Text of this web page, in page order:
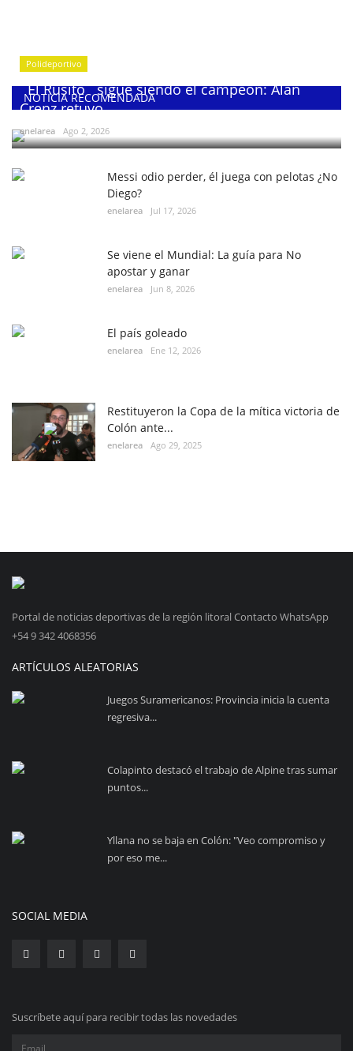
NOTICIA RECOMENDADA
Polideportivo
¨El Rusito¨ sigue siendo el campeón: Alan
Crenz retuvo...
enelarea Ago 2, 2026
Messi odio perder, él juega con pelotas ¿No
Diego?
enelarea Jul 17, 2026
Se viene el Mundial: La guía para No
apostar y ganar
enelarea Jun 8, 2026
El país goleado
enelarea Ene 12, 2026
Restituyeron la Copa de la mítica victoria de
Colón ante...
enelarea Ago 29, 2025
Portal de noticias deportivas de la región litoral Contacto WhatsApp
+54 9 342 4068356
ARTÍCULOS ALEATORIAS
Juegos Suramericanos: Provincia inicia la cuenta
regresiva...
Colapinto destacó el trabajo de Alpine tras sumar
puntos...
Yllana no se baja en Colón: "Veo compromiso y
por eso me...
SOCIAL MEDIA
Suscríbete aquí para recibir todas las novedades